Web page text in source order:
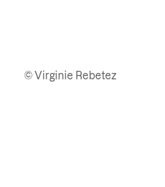
© Virginie Rebetez